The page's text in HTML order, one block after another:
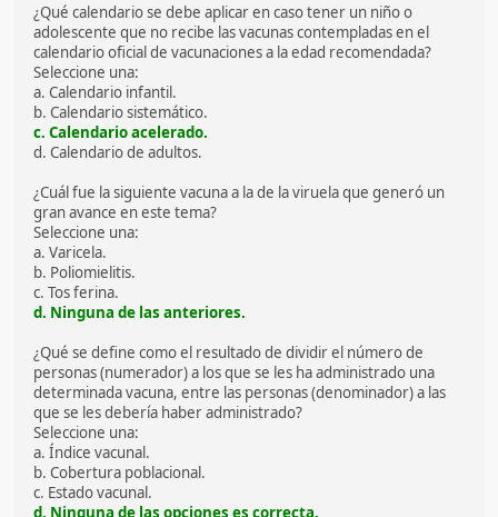
¿Qué calendario se debe aplicar en caso tener un niño o
adolescente que no recibe las vacunas contempladas en el
calendario oficial de vacunaciones a la edad recomendada?
Seleccione una:
a. Calendario infantil.
b. Calendario sistemático.
c. Calendario acelerado.
d. Calendario de adultos.
¿Cuál fue la siguiente vacuna a la de la viruela que generó un
gran avance en este tema?
Seleccione una:
a. Varicela.
b. Poliomielitis.
c. Tos ferina.
d. Ninguna de las anteriores.
¿Qué se define como el resultado de dividir el número de
personas (numerador) a los que se les ha administrado una
determinada vacuna, entre las personas (denominador) a las
que se les debería haber administrado?
Seleccione una:
a. Índice vacunal.
b. Cobertura poblacional.
c. Estado vacunal.
d. Ninguna de las opciones es correcta.